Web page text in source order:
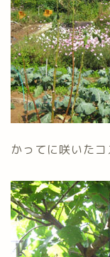
かってに咲いたコ